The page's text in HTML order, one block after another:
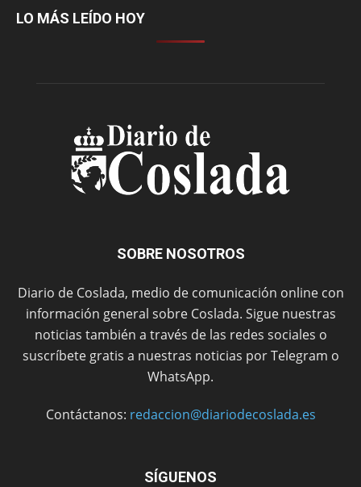
LO MÁS LEÍDO HOY
SOBRE NOSOTROS
Diario de Coslada, medio de comunicación online con
información general sobre Coslada. Sigue nuestras
noticias también a través de las redes sociales o
suscríbete gratis a nuestras noticias por Telegram o
WhatsApp.
Contáctanos: redaccion@diariodecoslada.es
SÍGUENOS